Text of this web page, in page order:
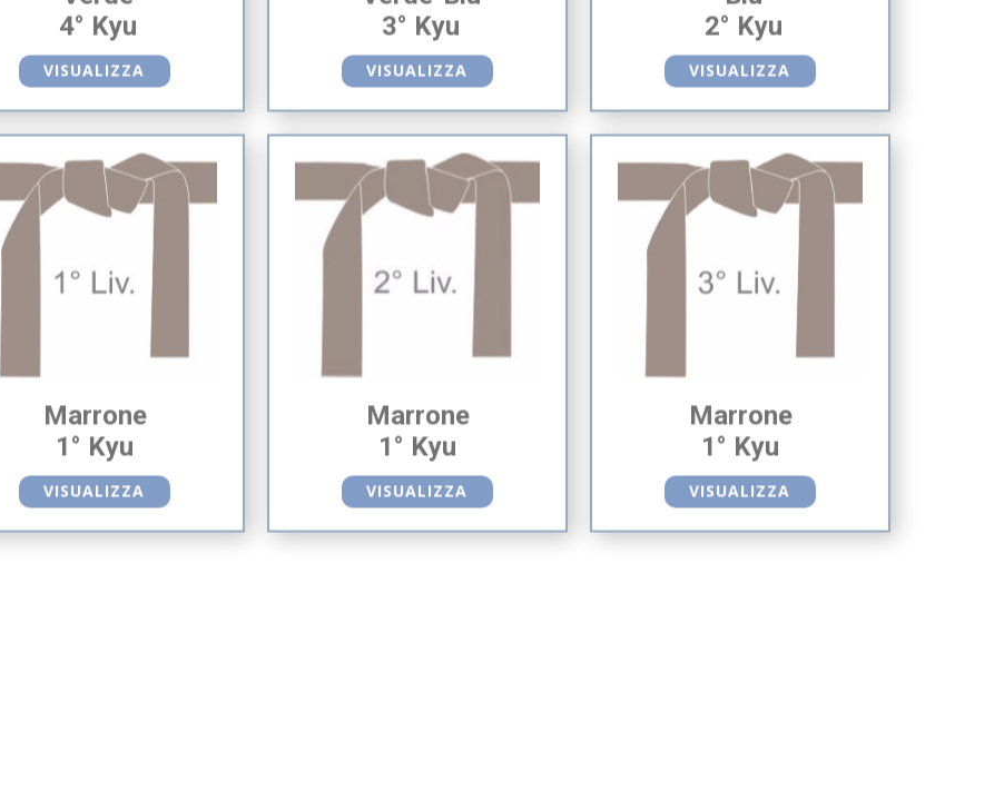
VISUALIZZA VISUALIZZA VISUALIZZA
1° Kyu
VISUALIZZA
1° Kyu
VISUALIZZA
1° Kyu
VISUALIZZA